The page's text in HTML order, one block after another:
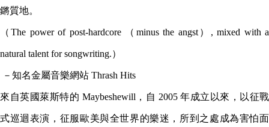
鏘質地。
（The power of post-hardcore （minus the angst）, mixed with a
natural talent for songwriting.）
－知名金屬音樂網站 Thrash Hits
來自英國萊斯特的 Maybeshewill，自 2005 年成立以來，以征戰
式巡迴表演，征服歐美與全世界的樂迷，所到之處成為害怕面